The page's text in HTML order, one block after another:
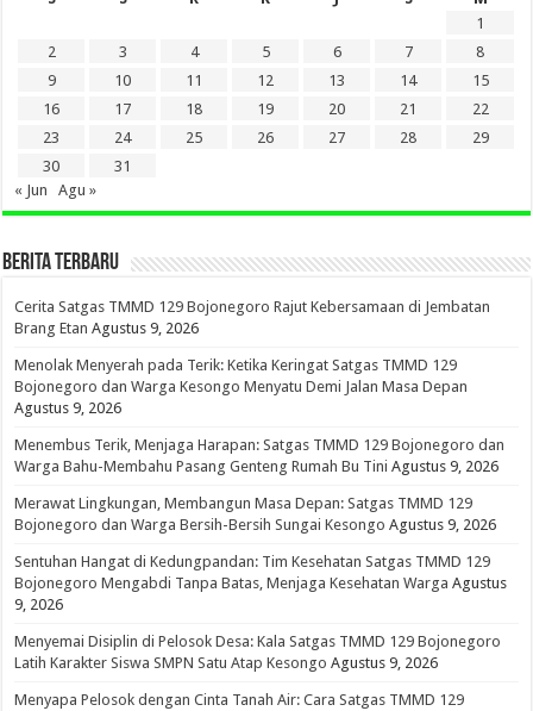
1
2
3 4 5 6 7
8
9
10 11 12 13 14
15
16
17 18 19 20 21
22
23
24 25 26 27 28
29
30
31
« Jun
Agu »
BERITA TERBARU
Cerita Satgas TMMD 129 Bojonegoro Rajut Kebersamaan di Jembatan
Brang Etan Agustus 9, 2026
Menolak Menyerah pada Terik: Ketika Keringat Satgas TMMD 129
Bojonegoro dan Warga Kesongo Menyatu Demi Jalan Masa Depan
Agustus 9, 2026
Menembus Terik, Menjaga Harapan: Satgas TMMD 129 Bojonegoro dan
Warga Bahu-Membahu Pasang Genteng Rumah Bu Tini Agustus 9, 2026
Merawat Lingkungan, Membangun Masa Depan: Satgas TMMD 129
Bojonegoro dan Warga Bersih-Bersih Sungai Kesongo Agustus 9, 2026
Sentuhan Hangat di Kedungpandan: Tim Kesehatan Satgas TMMD 129
Bojonegoro Mengabdi Tanpa Batas, Menjaga Kesehatan Warga Agustus
9, 2026
Menyemai Disiplin di Pelosok Desa: Kala Satgas TMMD 129 Bojonegoro
Latih Karakter Siswa SMPN Satu Atap Kesongo Agustus 9, 2026
Menyapa Pelosok dengan Cinta Tanah Air: Cara Satgas TMMD 129